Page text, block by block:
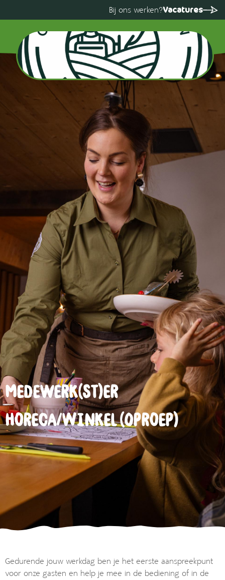
Bij ons werken?Vacatures
Medewerk(st)er
Horeca/Winkel (Oproep)
Gedurende jouw werkdag ben je het eerste aanspreekpunt
voor onze gasten en help je mee in de bediening of in de